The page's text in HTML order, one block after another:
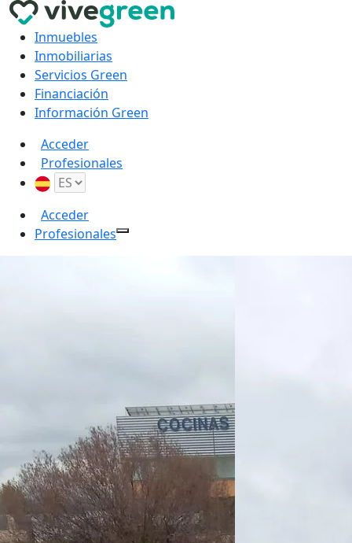
Inmuebles
Inmobiliarias
Servicios Green
Financiación
Información Green
Acceder
Profesionales
Acceder
Profesionales